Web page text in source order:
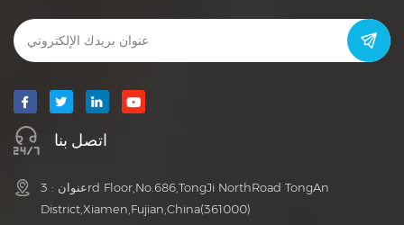
اتصل بنا
عنوان : 3rd Floor,No.686,TongJi NorthRoad TongAn
District,Xiamen,Fujian,China(361000)